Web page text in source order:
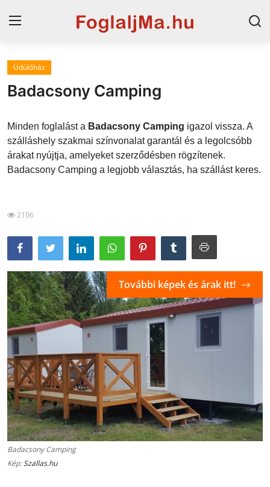
Horvát tengerpart
Szállások a Balatonon
Horvátország
Szállások Hajdúszoboszlón
Üdülőház
Badacsony Camping
Minden foglalást a Badacsony Camping igazol vissza. A
szálláshely szakmai színvonalat garantál és a legolcsóbb
árakat nyújtja, amelyeket szerződésben rögzítenek.
Badacsony Camping a legjobb választás, ha szállást keres.
2106
Badacsony Camping
Kép:Szallas.hu
További képek és árak itt!